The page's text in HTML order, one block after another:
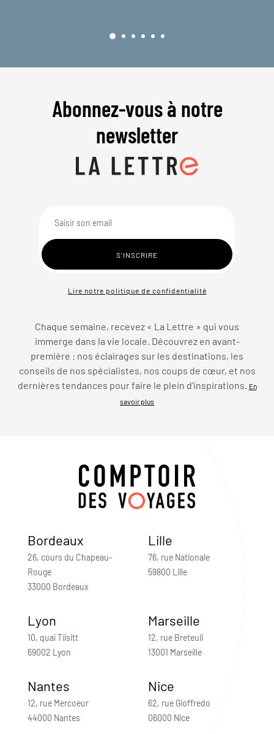
Abonnez-vous à notre
newsletter
Lire notre politique de confidentialité
Chaque semaine, recevez « La Lettre » qui vous
immerge dans la vie locale. Découvrez en avant-
première : nos éclairages sur les destinations, les
conseils de nos spécialistes, nos coups de cœur, et nos
dernières tendances pour faire le plein d’inspirations.
En
savoir plus
Bordeaux
26, cours du Chapeau-
Rouge
33000 Bordeaux
Lille
76, rue Nationale
59800 Lille
Lyon
10, quai Tilsitt
69002 Lyon
Marseille
12, rue Breteuil
13001 Marseille
Nantes
12, rue Mercoeur
44000 Nantes
Nice
62, rue Gioffredo
06000 Nice